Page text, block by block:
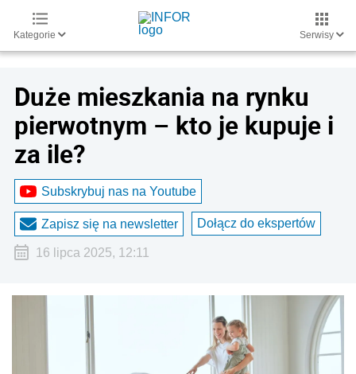
Kategorie Serwisy
Duże mieszkania na rynku
pierwotnym – kto je kupuje i
za ile?
Subskrybuj nas na Youtube
Zapisz się na newsletter Dołącz do ekspertów
16 lipca 2025, 12:11